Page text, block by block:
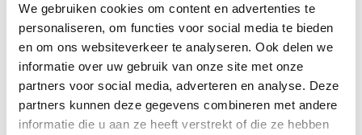
We gebruiken cookies om content en advertenties te
personaliseren, om functies voor social media te bieden
en om ons websiteverkeer te analyseren. Ook delen we
informatie over uw gebruik van onze site met onze
partners voor social media, adverteren en analyse. Deze
partners kunnen deze gegevens combineren met andere
informatie die u aan ze heeft verstrekt of die ze hebben
SALE 25%